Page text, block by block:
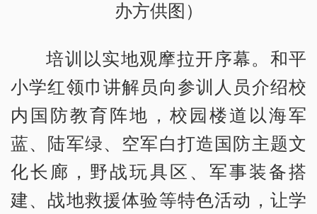
办方供图）
培训以实地观摩拉开序幕。和平
小学红领巾讲解员向参训人员介绍校
内国防教育阵地，校园楼道以海军
蓝、陆军绿、空军白打造国防主题文
化长廊，野战玩具区、军事装备搭
建、战地救援体验等特色活动，让学